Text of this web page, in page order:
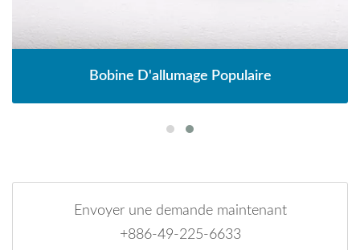
Bobine D'allumage Populaire
Envoyer une demande maintenant
+886-49-225-6633